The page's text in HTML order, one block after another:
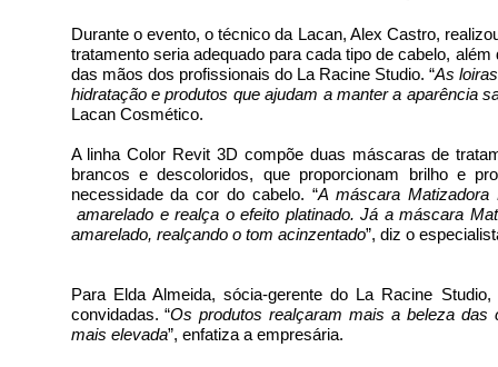
Durante o evento, o técnico da Lacan, Alex Castro,
tratamento seria adequado para cada tipo de cabelo,
das mãos dos profissionais do La Racine Studio. “As
hidratação e produtos que ajudam a manter a aparência
Lacan Cosmético.
A linha Color Revit 3D compõe duas máscaras de
brancos e descoloridos, que proporcionam brilho e
necessidade da cor do cabelo. “A máscara
amarelado e realça o efeito platinado. Já a máscara
amarelado, realçando o tom acinzentado”, diz o
Para Elda Almeida, sócia-gerente do La Racine
convidadas. “Os produtos realçaram mais a beleza
mais elevada”, enfatiza a empresária.